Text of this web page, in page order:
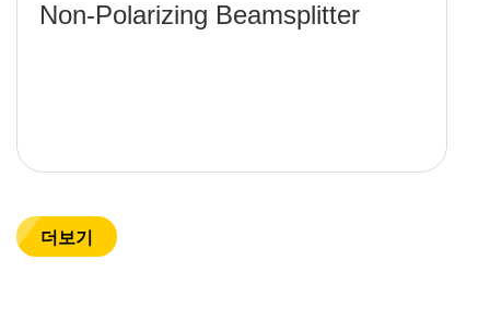
Non-Polarizing Beamsplitter
더보기